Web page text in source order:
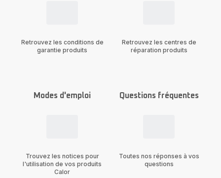
Retrouvez les conditions de
garantie produits
Retrouvez les centres de
réparation produits
Modes d'emploi
Trouvez les notices pour
l'utilisation de vos produits
Calor
Questions fréquentes
Toutes nos réponses à vos
questions